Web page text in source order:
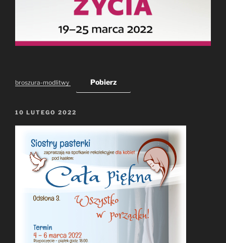
broszura-modlitwy Pobierz
OPUBLIKOWANE
10 LUTEGO 2022